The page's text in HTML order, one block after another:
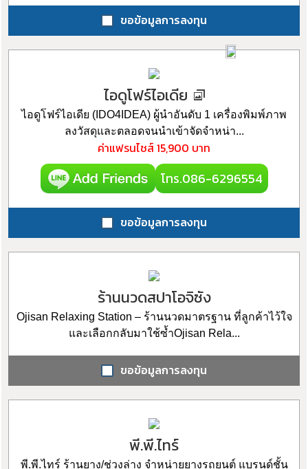
ขอข้อมูลการลงทุน
ไอดูโฟร์ไอเดีย
ไอดูโฟร์ไอเดีย (IDO4IDEA) ผู้นำอันดับ 1 เครื่องพิมพ์ภาพ
ลงวัสดุและตลอดจนนำเข้าจัดจำหน่า...
ค่าแฟรนไชส์ 15,900 บาท
โทร.086-6296554
ขอข้อมูลการลงทุน
ร้านนวดสปาโอจิซัง
Ojisan Relaxing Station – ร้านนวดมาตรฐาน ที่ลูกค้าไว้ใจ
และเลือกกลับมาใช้ซ้ำOjisan Rela...
ขอข้อมูลการลงทุน
พี.พี.ไทร์
พี.พี.ไทร์ ร้านยาง/ช่วงล่าง จำหน่ายยางรถยนต์ แบรนด์ชั้น